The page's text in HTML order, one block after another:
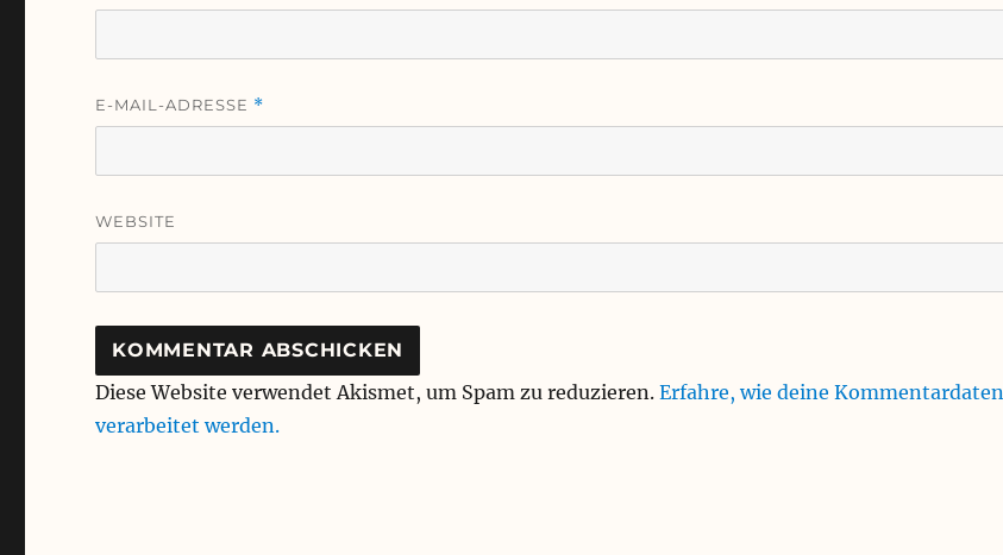
E-MAIL-ADRESSE *
WEBSITE
Diese Website verwendet Akismet, um Spam zu reduzieren.Erfahre, wie deine Kommentardaten
verarbeitet werden.